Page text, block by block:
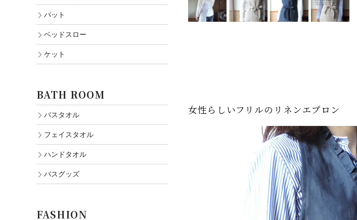
女性らしいフリルのリネンエプロン
パット
ベッドスロー
ケット
BATH ROOM
バスタオル
フェイスタオル
ハンドタオル
バスグッズ
FASHION